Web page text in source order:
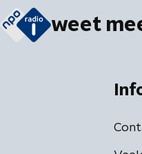
weet